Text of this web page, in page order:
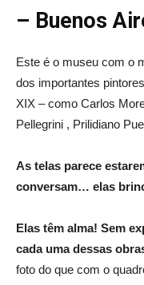
– Buenos
Este é o museu com o
dos importantes
XIX – como Carlos
Pellegrini , Prilidiano
As telas parece
conversam… elas
Elas têm alma! Sem
cada uma dessas
foto do que com o